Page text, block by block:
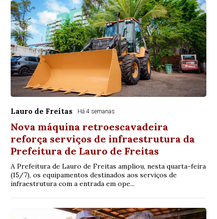
Lauro de Freitas Há 4 semanas
Nova máquina retroescavadeira
reforça serviços de infraestrutura da
Prefeitura de Lauro de Freitas
A Prefeitura de Lauro de Freitas ampliou, nesta quarta-feira
(15/7), os equipamentos destinados aos serviços de
infraestrutura com a entrada em ope...